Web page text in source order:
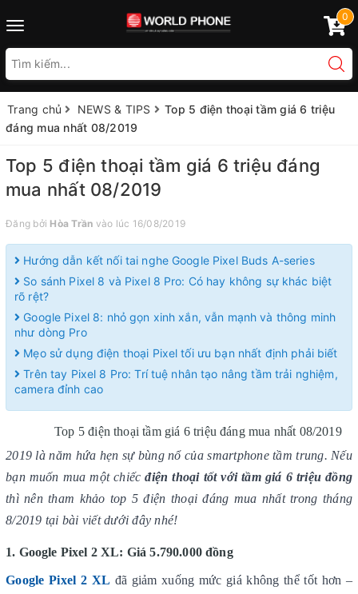
Toggle
0
Trang chủ NEWS & TIPS
Top 5 điện thoại tầm giá 6 triệu
đáng mua nhất 08/2019
Top 5 điện thoại tầm giá 6 triệu đáng
mua nhất 08/2019
Đăng bởi Hòa Trần vào lúc 16/08/2019
Hướng dẫn kết nối tai nghe Google Pixel Buds A-series
So sánh Pixel 8 và Pixel 8 Pro: Có hay không sự khác biệt
rõ rệt?
Google Pixel 8: nhỏ gọn xinh xắn, vẫn mạnh và thông minh
như dòng Pro
Mẹo sử dụng điện thoại Pixel tối ưu bạn nhất định phải biết
Trên tay Pixel 8 Pro: Trí tuệ nhân tạo nâng tầm trải nghiệm,
camera đỉnh cao
Top 5 điện thoại tầm giá 6 triệu đáng mua nhất 08/2019
2019 là năm hứa hẹn sự bùng nổ của smartphone tầm trung. Nếu
bạn muốn mua một chiếcđiện thoại tốt với tầm giá 6 triệu đồng
thì nên tham khảo top 5 điện thoại đáng mua nhất trong tháng
8/2019 tại bài viết dưới đây nhé!
1. Google Pixel 2 XL: Giá 5.790.000 đồng
Google Pixel 2 XL đã giảm xuống mức giá không thể tốt hơn –